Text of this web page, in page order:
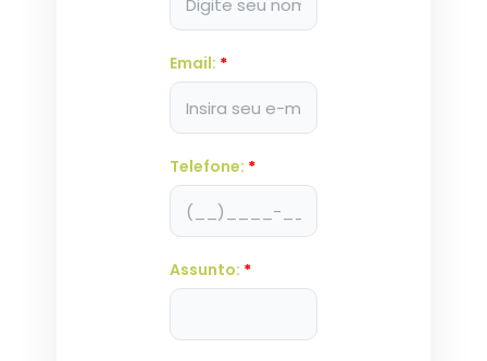
Email: *
Telefone: *
Assunto: *